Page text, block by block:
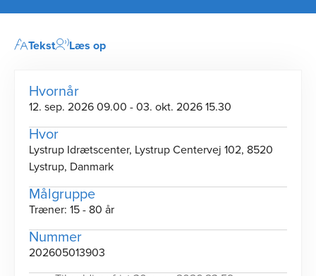
Hvornår
12. sep. 2026 09.00 - 03. okt. 2026 15.30
Hvor
Lystrup Idrætscenter, Lystrup Centervej 102, 8520
Lystrup, Danmark
Målgruppe
Træner: 15 - 80 år
Nummer
202605013903
Tekst Læs op